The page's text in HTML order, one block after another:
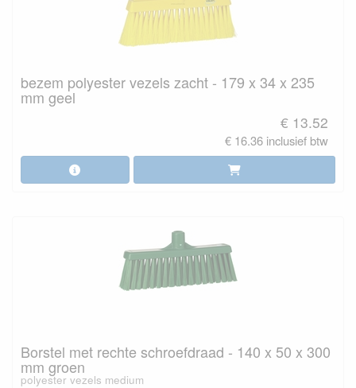
bezem polyester vezels zacht - 179 x 34 x 235
mm geel
€ 13.52
€ 16.36 inclusief btw
Borstel met rechte schroefdraad - 140 x 50 x 300
mm groen
polyester vezels medium